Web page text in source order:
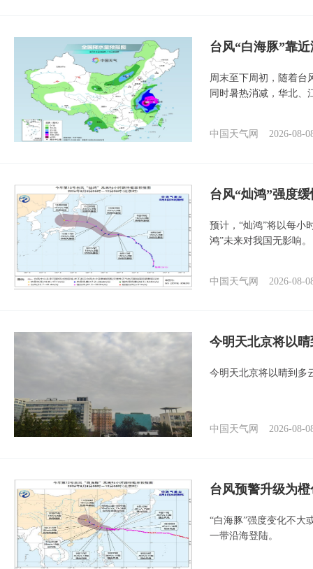
台风“白海豚”靠
周末至下周初，随着台
同时暑热消减，华北、
中国天气网 2026-08-
台风“灿鸿”强度
预计，“灿鸿”将以每小
鸿”未来对我国无影响。
中国天气网 2026-08-
今明天北京将以
今明天北京将以晴到多
中国天气网 2026-08-
台风预警升级为
“白海豚”强度变化不大
一带沿海登陆。